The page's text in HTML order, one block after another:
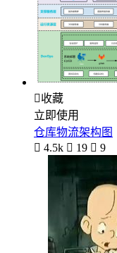
收藏
立即使用
仓库物流架构图
 4.5k  19  9